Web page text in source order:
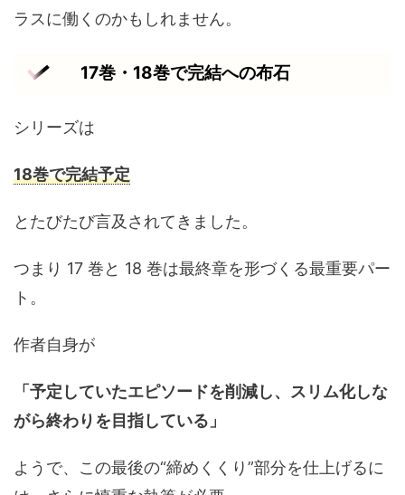
ラスに働くのかもしれません。
17巻・18巻で完結への布石
シリーズは
18巻で完結予定
とたびたび言及されてきました。
つまり 17 巻と 18 巻は最終章を形づくる最重要パー
ト。
作者自身が
「予定していたエピソードを削減し、スリム化しな
がら終わりを目指している」
ようで、この最後の“締めくくり”部分を仕上げるに